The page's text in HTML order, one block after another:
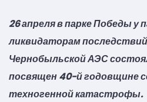
26 апреля в парке Победы у
ликвидаторам
Чернобыльской АЭС
посвящен 40-й годовщине
техногенной катастрофы.